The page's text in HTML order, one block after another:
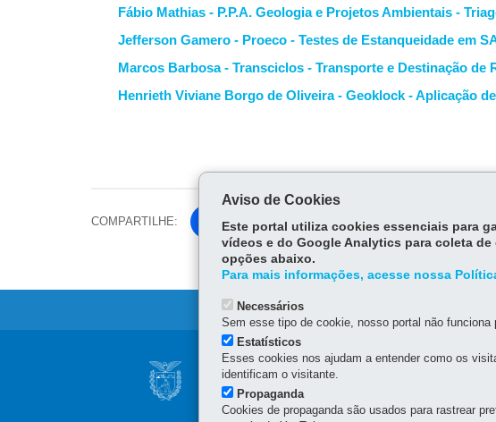
Fábio Mathias - P.P.A. Geologia e Projetos Ambientais -
Jefferson Gamero - Proeco - Testes de Estanqueidade em
Marcos Barbosa - Transciclos - Transporte e Destinação
Henrieth Viviane Borgo de Oliveira - Geoklock - Aplicação
COMPARTILHE:
Fa
ce
bo
Tw
itt
er
Navegação
principal
INSTITUTO ÁGUA E TERRA
Rua Engenheiros Rebouças, 1206 –
Aviso de Cookies
Este portal utiliza cookies essenciais para
vídeos e do Google Analytics para coleta
opções abaixo.
Para mais informações, acesse nossa
Necessários
Sem esse tipo de cookie, nosso portal não
Estatísticos
Esses cookies nos ajudam a entender como os
identificam o visitante.
Propaganda
Cookies de propaganda são usados para rastrear